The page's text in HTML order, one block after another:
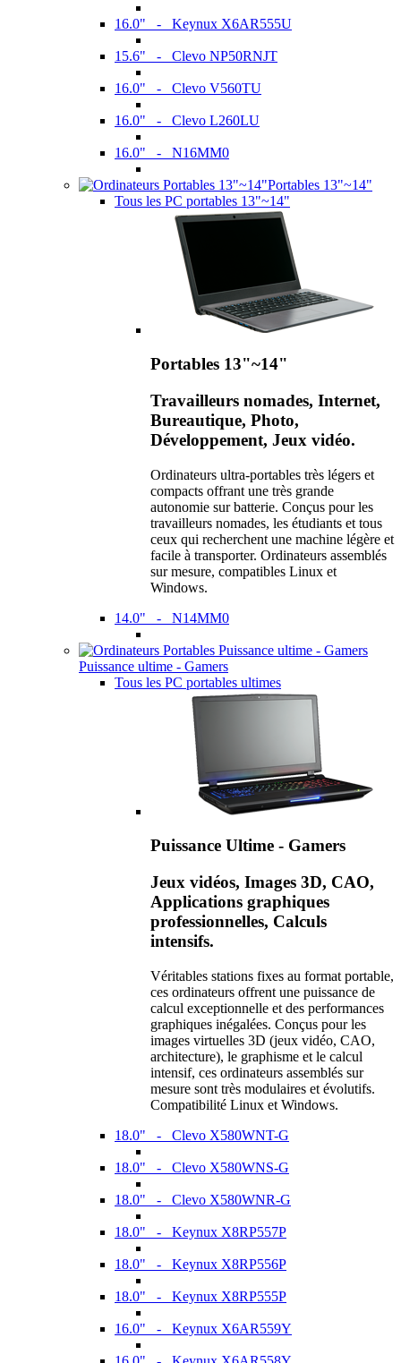
16.0" - Keynux X6AR555U
15.6" - Clevo NP50RNJT
16.0" - Clevo V560TU
16.0" - Clevo L260LU
16.0" - N16MM0
Portables 13"~14"
Tous les PC portables 13"~14"
Portables 13"~14"
Travailleurs nomades, Internet,
Bureautique, Photo,
Développement, Jeux vidéo.
Ordinateurs ultra-portables très légers et
compacts offrant une très grande
autonomie sur batterie. Conçus pour les
travailleurs nomades, les étudiants et tous
ceux qui recherchent une machine légère et
facile à transporter. Ordinateurs assemblés
sur mesure, compatibles Linux et
Windows.
14.0" - N14MM0
Puissance ultime - Gamers
Tous les PC portables ultimes
Puissance Ultime - Gamers
Jeux vidéos, Images 3D, CAO,
Applications graphiques
professionnelles, Calculs
intensifs.
Véritables stations fixes au format portable,
ces ordinateurs offrent une puissance de
calcul exceptionnelle et des performances
graphiques inégalées. Conçus pour les
images virtuelles 3D (jeux vidéo, CAO,
architecture), le graphisme et le calcul
intensif, ces ordinateurs assemblés sur
mesure sont très modulaires et évolutifs.
Compatibilité Linux et Windows.
18.0" - Clevo X580WNT-G
18.0" - Clevo X580WNS-G
18.0" - Clevo X580WNR-G
18.0" - Keynux X8RP557P
18.0" - Keynux X8RP556P
18.0" - Keynux X8RP555P
16.0" - Keynux X6AR559Y